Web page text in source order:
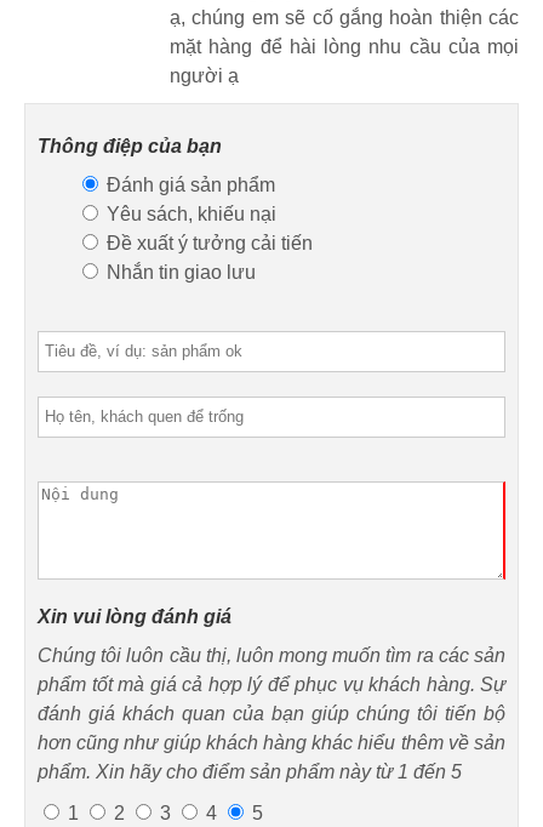
ạ, chúng em sẽ cố gắng hoàn thiện các
mặt hàng để hài lòng nhu cầu của mọi
người ạ
Thông điệp của bạn
Đánh giá sản phẩm
Yêu sách, khiếu nại
Đề xuất ý tưởng cải tiến
Nhắn tin giao lưu
Xin vui lòng đánh giá
Chúng tôi luôn cầu thị, luôn mong muốn tìm ra các sản
phẩm tốt mà giá cả hợp lý để phục vụ khách hàng. Sự
đánh giá khách quan của bạn giúp chúng tôi tiến bộ
hơn cũng như giúp khách hàng khác hiểu thêm về sản
phẩm. Xin hãy cho điểm sản phẩm này từ 1 đến 5
1
2 3 4 5